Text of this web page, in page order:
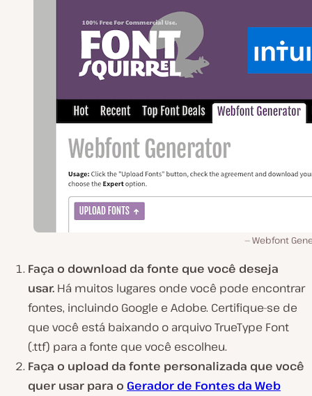
Webfont
Faça o download da fonte que você deseja
usar. Há muitos lugares onde você pode encontrar
fontes, incluindo Google e Adobe. Certifique-se de
que você está baixando o arquivo TrueType Font
(.ttf) para a fonte que você escolheu.
Faça o upload da fonte personalizada que você
quer usar para o Gerador de Fontes da Web